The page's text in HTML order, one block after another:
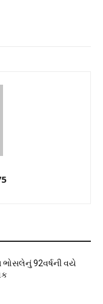
ભોસલેનું 92વર્ષની વયે